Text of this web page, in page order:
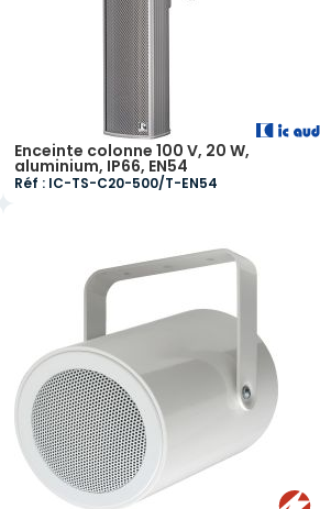
Enceinte colonne 100 V, 20 W,
aluminium, IP66, EN54
Réf : IC-TS-C20-500/T-EN54